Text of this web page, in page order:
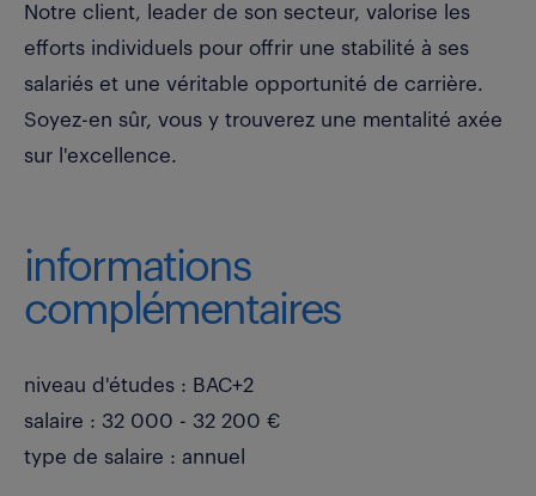
Notre client, leader de son secteur, valorise les
efforts individuels pour offrir une stabilité à ses
salariés et une véritable opportunité de carrière.
Soyez-en sûr, vous y trouverez une mentalité axée
sur l'excellence.
informations
complémentaires
niveau d'études : BAC+2
salaire : 32 000 - 32 200 €
type de salaire : annuel